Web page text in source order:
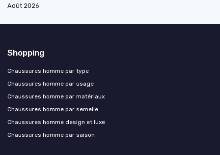
Août 2026
Shopping
Chaussures homme par type
Chaussures homme par usage
Chaussures homme par matériaux
Chaussures homme par semelle
Chaussures homme design et luxe
Chaussures homme par saison